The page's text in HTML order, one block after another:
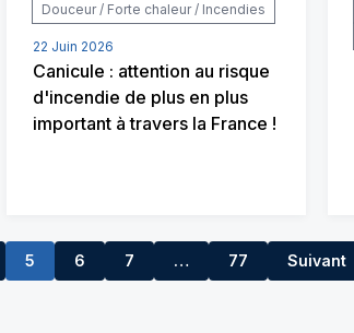
Douceur / Forte chaleur / Incendies
22 Juin 2026
Canicule : attention au risque
d'incendie de plus en plus
important à travers la France !
5 6 7 …
8 77 Suivant